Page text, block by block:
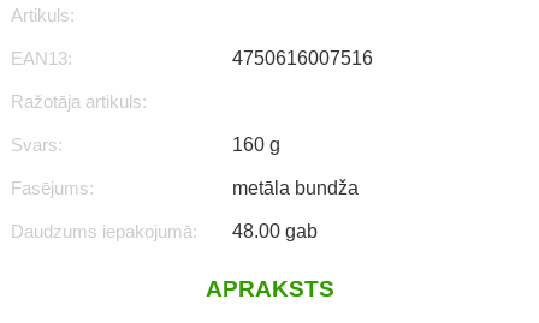
Artikuls:
EAN13: 4750616007516
Ražotāja artikuls:
Svars: 160 g
Fasējums: metāla bundža
Daudzums iepakojumā: 48.00 gab
APRAKSTS